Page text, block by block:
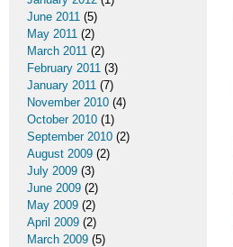
June 2011 (5)
May 2011 (2)
March 2011 (2)
February 2011 (3)
January 2011 (7)
November 2010 (4)
October 2010 (1)
September 2010 (2)
August 2009 (2)
July 2009 (3)
June 2009 (2)
May 2009 (2)
April 2009 (2)
March 2009 (5)